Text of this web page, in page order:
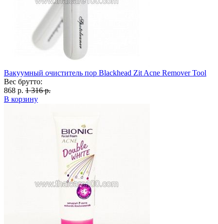
Вакуумный очиститель пор Blackhead Zit Acne Remover Tool
Вес брутто:
868 р. 1 316 р.
В корзину